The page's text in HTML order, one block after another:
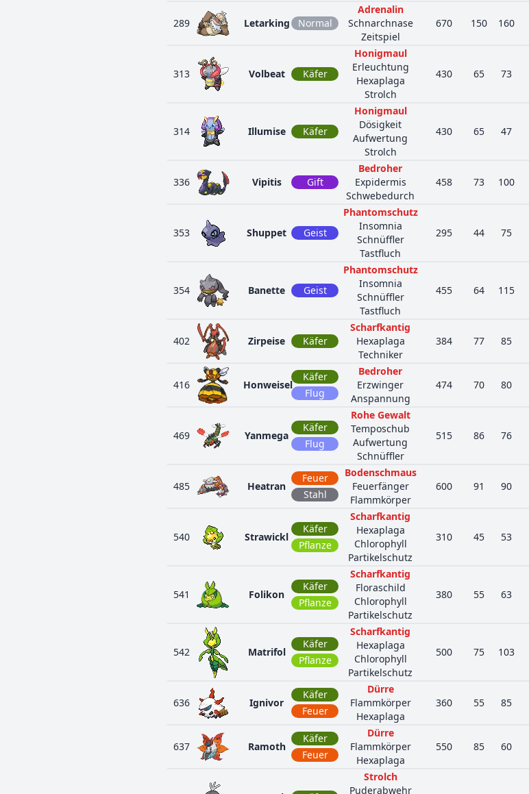
289 Letarking Normal
Adrenalin
Schnarchnase
Zeitspiel
670 150 160
313 Volbeat Käfer
Honigmaul
Erleuchtung
Hexaplaga
Strolch
430 65 73
314 Illumise Käfer
Honigmaul
Dösigkeit
Aufwertung
Strolch
430 65 47
336 Vipitis Gift
Bedroher
Expidermis
Schwebedurch
458 73 100
353 Shuppet Geist
Phantomschutz
Insomnia
Schnüffler
Tastfluch
295 44 75
354 Banette Geist
Phantomschutz
Insomnia
Schnüffler
Tastfluch
455 64 115
402 Zirpeise Käfer
Scharfkantig
Hexaplaga
Techniker
384 77 85
416 Honweisel
Käfer
Flug
Bedroher
Erzwinger
Anspannung
474 70 80
469 Yanmega
Käfer
Flug
Rohe Gewalt
Temposchub
Aufwertung
Schnüffler
515 86 76
485 Heatran
Feuer
Stahl
Bodenschmaus
Feuerfänger
Flammkörper
600 91 90
540 Strawickl
Käfer
Pflanze
Scharfkantig
Hexaplaga
Chlorophyll
Partikelschutz
310 45 53
541 Folikon
Käfer
Pflanze
Scharfkantig
Floraschild
Chlorophyll
Partikelschutz
380 55 63
542 Matrifol
Käfer
Pflanze
Scharfkantig
Hexaplaga
Chlorophyll
Partikelschutz
500 75 103
636 Ignivor
Käfer
Feuer
Dürre
Flammkörper
Hexaplaga
360 55 85
637 Ramoth
Käfer
Feuer
Dürre
Flammkörper
Hexaplaga
550 85 60
Strolch
Puderabwehr